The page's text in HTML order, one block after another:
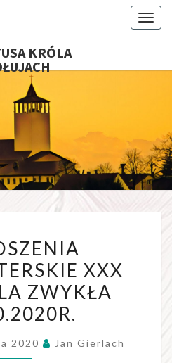
KRÓLA
W
DUSZPASTERSKIE
XXX
NIEDZIELA
ZWYKŁA
XXX
ZWYKŁA
2020 Jan Gierlach